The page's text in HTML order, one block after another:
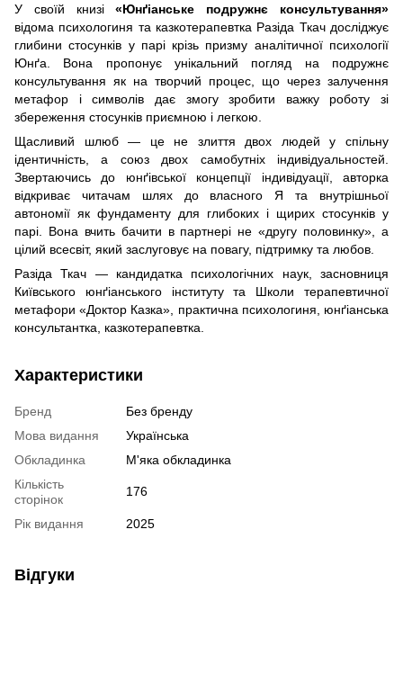
У своїй книзі«Юнґіанське подружнє консультування»
відома психологиня та казкотерапевтка Разіда Ткач досліджує
глибини стосунків у парі крізь призму аналітичної психології
Юнґа. Вона пропонує унікальний погляд на подружнє
консультування як на творчий процес, що через залучення
метафор і символів дає змогу зробити важку роботу зі
збереження стосунків приємною і легкою.
Щасливий шлюб — це не злиття двох людей у спільну
ідентичність, а союз двох самобутніх індивідуальностей.
Звертаючись до юнґівської концепції індивідуації, авторка
відкриває читачам шлях до власного Я та внутрішньої
автономії як фундаменту для глибоких і щирих стосунків у
парі. Вона вчить бачити в партнері не «другу половинку», а
цілий всесвіт, який заслуговує на повагу, підтримку та любов.
Разіда Ткач — кандидатка психологічних наук, засновниця
Київського юнґіанського інституту та Школи терапевтичної
метафори «Доктор Казка», практична психологиня, юнґіанська
консультантка, казкотерапевтка.
Характеристики
Бренд
Без бренду
Мова видання
Українська
Обкладинка
М'яка обкладинка
Кількість
сторінок
176
Рік видання 2025
Відгуки